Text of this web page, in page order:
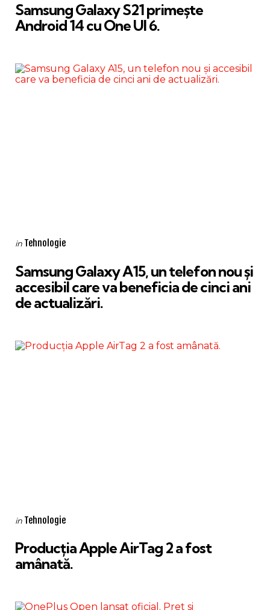
Samsung Galaxy S21 primește
Android 14 cu One UI 6.
Categories
Posted
in Tehnologie
Samsung Galaxy A15, un telefon nou și
accesibil care va beneficia de cinci ani
de actualizări.
Categories
Posted
in Tehnologie
Producția Apple AirTag 2 a fost
amânată.